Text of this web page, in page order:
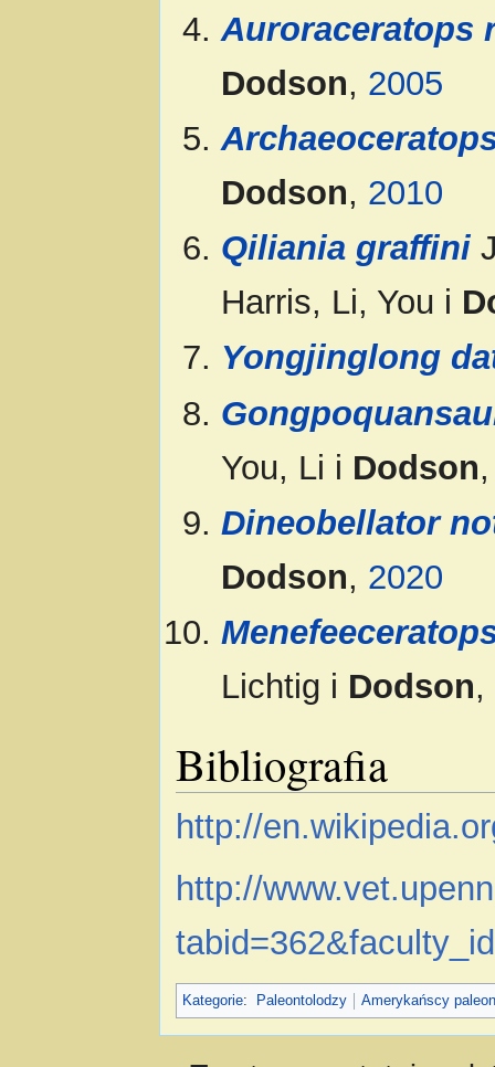
Auroraceratops
Dodson, 2005
Dodson, 2010
Qiliania graffini
Harris, Li, You i
Yongjinglong
You, Li i Dodson
Dineobellator
Dodson, 2020
Lichtig i Dodson,
Bibliografia
http://
http://
Kategorie: Paleontolodzy Amerykańscy